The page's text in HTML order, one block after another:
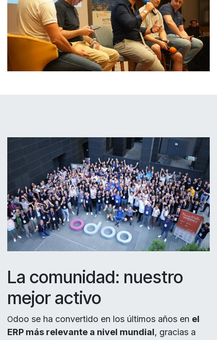
La comunidad: nuestro
mejor activo
Odoo se ha convertido en los últimos años en el
ERP más relevante a nivel mundial, gracias a